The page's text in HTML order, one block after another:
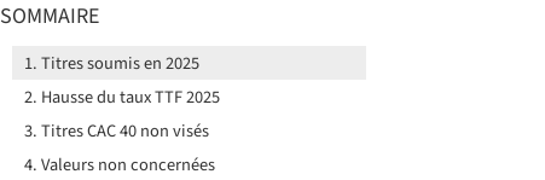
SOMMAIRE
Titres soumis en 2025
Hausse du taux TTF 2025
Titres CAC 40 non visés
Valeurs non concernées